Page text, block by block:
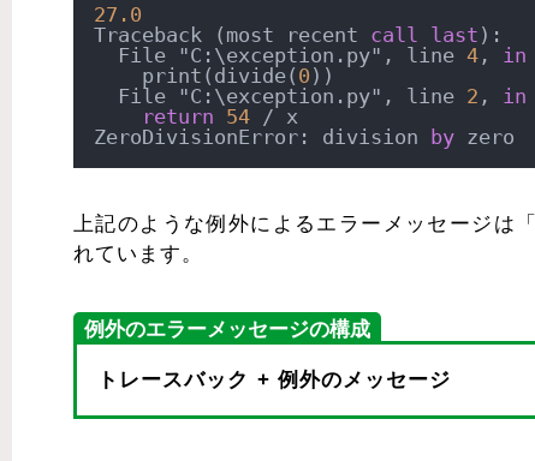
27.0
Traceback (most recent call last ):
  File "C:\exception.py", line
4 , in
    print(divide(
0 ))
  File "C:\exception.py", line
2 , in
return 54 / x
ZeroDivisionError: division
by
上記のような例外によるエラーメッセージは
れています。
例外のエラーメッセージの構成
トレースバック + 例外のメッセージ